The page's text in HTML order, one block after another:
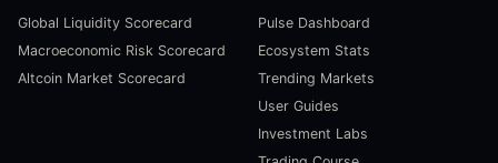
Global Liquidity Scorecard
Macroeconomic Risk Scorecard
Altcoin Market Scorecard
Pulse Dashboard
Ecosystem Stats
Trending Markets
User Guides
Investment Labs